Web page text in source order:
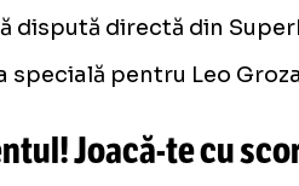
dispută directă din
specială pentru Leo
Joacă-tecu